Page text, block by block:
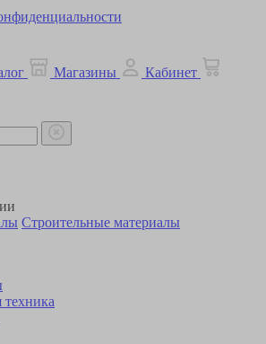
Магазины
Кабинет
Строительные материалы
техника